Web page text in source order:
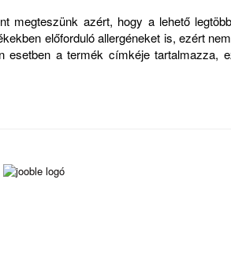
megteszünk azért, hogy a lehető
előforduló allergéneket is, ezért
esetben a termék címkéje